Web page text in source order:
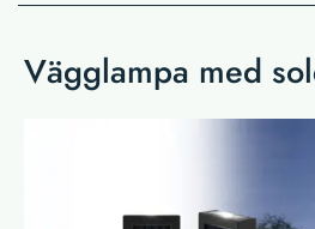
Vägglampa med